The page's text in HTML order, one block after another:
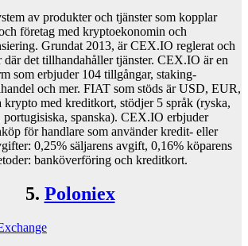
av produkter och tjänster som kopplar
företag med kryptoekonomin och
Grundat 2013, är CEX.IO reglerat och
det tillhandahåller tjänster. CEX.IO är en
som erbjuder 104 tillgångar, staking-
och mer. FIAT som stöds är USD, EUR,
krypto med kreditkort, stödjer 5 språk (ryska,
portugisiska, spanska). CEX.IO erbjuder
för handlare som använder kredit- eller
0,25% säljarens avgift, 0,16% köparens
banköverföring och kreditkort.
5. Poloniex